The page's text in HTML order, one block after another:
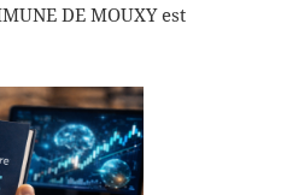
DE MOUXY est